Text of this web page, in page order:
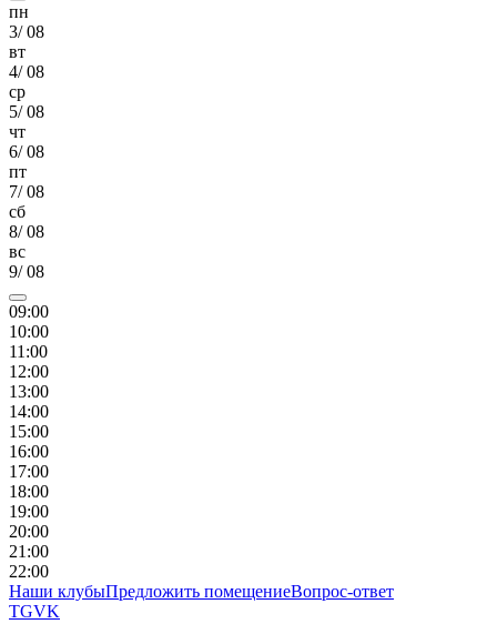
пн
3/08
вт
4/08
ср
5/08
чт
6/08
пт
7/08
сб
8/08
вс
9/08
09:00
10:00
11 :00
12:00
13:00
14:00
15:00
16:00
17:00
18:00
19:00
20:00
21 :00
22:00
Наши клубыПредложить помещениеВопрос-ответ
TGVK